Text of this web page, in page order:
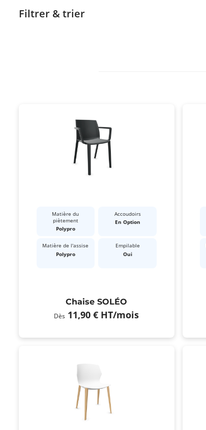
Filtrer & trier
Matière du
piètement
Polypro
Accoudoirs
En Option
Matière de l'assise
Polypro
Empilable
Oui
Chaise SOLÉO
Dès 11,90 € HT/mois